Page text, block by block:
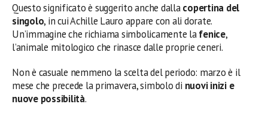
Questo significato è suggerito anche dallacopertina del
singolo, in cui Achille Lauro appare con ali dorate.
Un’immagine che richiama simbolicamente lafenice,
l’animale mitologico che rinasce dalle proprie ceneri.
Non è casuale nemmeno la scelta del periodo: marzo è il
mese che precede la primavera, simbolo di nuovi inizi e
nuove possibilità.